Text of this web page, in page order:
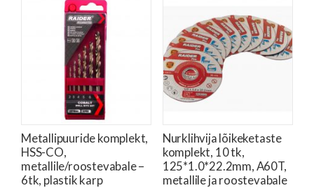
Metallipuuride komplekt,
HSS-CO,
metallile/roostevabale –
6tk, plastik karp
Nurklihvija lõikeketaste
komplekt, 10 tk,
125*1.0*22.2mm, A60T,
metallile ja roostevabale